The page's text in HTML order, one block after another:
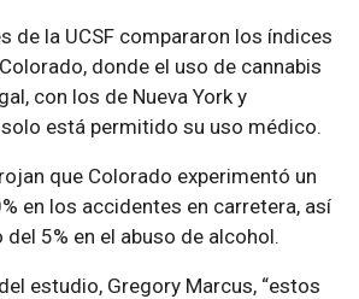
de la UCSF compararon los índices
donde el uso de cannabis
con los de Nueva York y
está permitido su uso médico.
que Colorado experimentó un
en los accidentes en carretera, así
5% en el abuso de alcohol.
estudio, Gregory Marcus, “estos